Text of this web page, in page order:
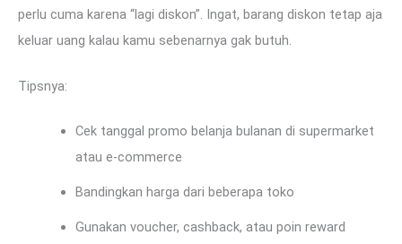
perlu cuma karena “lagi diskon”. Ingat, barang diskon tetap aja
keluar uang kalau kamu sebenarnya gak butuh.
Tipsnya:
Cek tanggal promo belanja bulanan di supermarket
atau e-commerce
Bandingkan harga dari beberapa toko
Gunakan voucher, cashback, atau poin reward